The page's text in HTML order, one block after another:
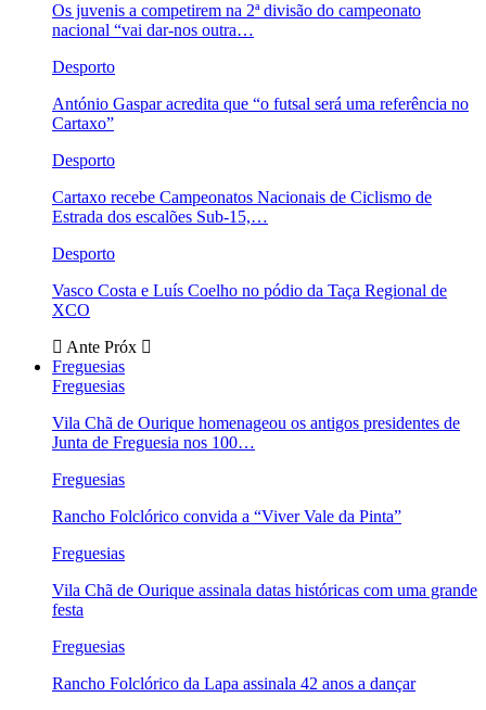
Os juvenis a competirem na 2ª divisão do campeonato
nacional “vai dar-nos outra…
Desporto
António Gaspar acredita que “o futsal será uma referência no
Cartaxo”
Desporto
Cartaxo recebe Campeonatos Nacionais de Ciclismo de
Estrada dos escalões Sub-15,…
Desporto
Vasco Costa e Luís Coelho no pódio da Taça Regional de
XCO
Ante Próx
Freguesias
Freguesias
Vila Chã de Ourique homenageou os antigos presidentes de
Junta de Freguesia nos 100…
Freguesias
Rancho Folclórico convida a “Viver Vale da Pinta”
Freguesias
Vila Chã de Ourique assinala datas históricas com uma grande
festa
Freguesias
Rancho Folclórico da Lapa assinala 42 anos a dançar